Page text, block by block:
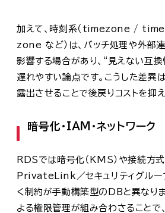
加えて、時刻系（timezone /
zone など）は、バッチ処理や外部
影響する場合があり、“見えない互
遅れやすい論点です。こうした差異
露出させることで後戻りコストを抑え
暗号化・IAM・ネットワーク
RDSでは暗号化（KMS）や接続方
PrivateLink／セキュリティグルー
く制約が手動構築型のDBと異なり
よる権限管理が組み合わさることで